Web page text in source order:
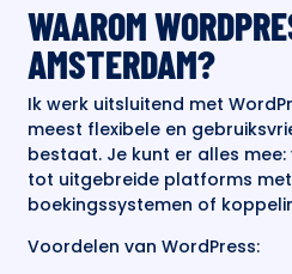
WAAROM
AMSTERDAM?
Ik werk uitsluitend met
meest flexibele en
bestaat. Je kunt er alles
tot uitgebreide platforms
boekingssystemen of
Voordelen van WordPress: